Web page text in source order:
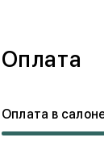
Оплата
Оплата в